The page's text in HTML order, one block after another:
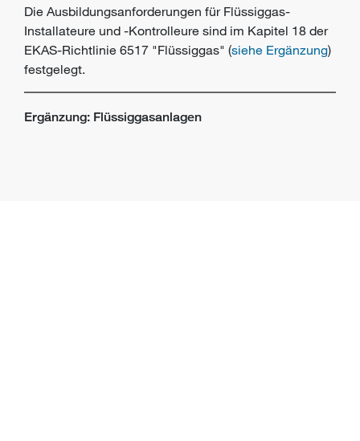
Die Ausbildungsanforderungen für Flüssiggas-
Installateure und -Kontrolleure sind im Kapitel 18 der
EKAS-Richtlinie 6517 "Flüssiggas" (siehe Ergänzung)
festgelegt.
Ergänzung: Flüssiggasanlagen